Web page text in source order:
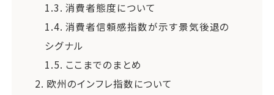
1.3. 消費者態度について
1.4. 消費者信頼感指数が示す景気後退の
シグナル
1.5. ここまでのまとめ
2. 欧州のインフレ指数について